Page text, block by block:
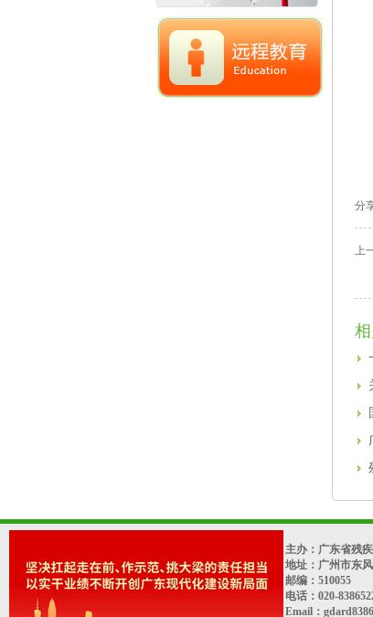
分
上
主办：广东省残
地址：广州市东
邮编：510055
电话：020-
Email：